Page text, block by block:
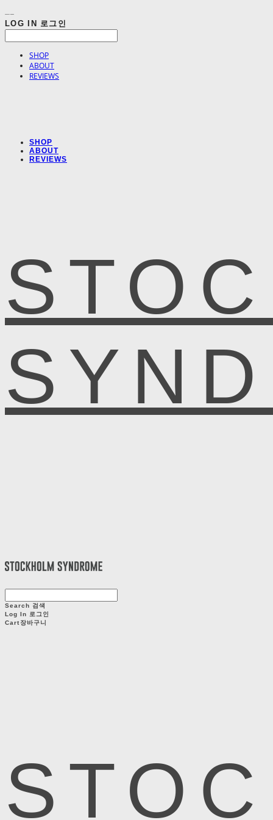
LOG IN 로그인
SHOP
ABOUT
REVIEWS
SHOP
ABOUT
REVIEWS
Search 검색
Log In 로그인
Cart장바구니